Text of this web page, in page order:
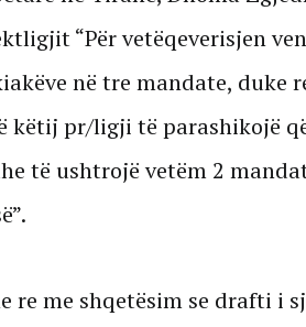
“Për vetëqeverisjen
në tre mandate, duke
këtij pr/ligji të parashikojë
të ushtrojë vetëm 2
re me shqetësim se drafti i